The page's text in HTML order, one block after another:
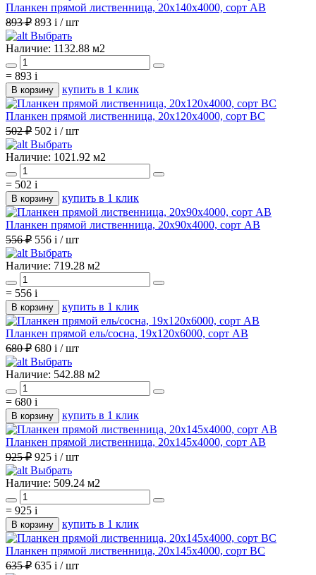
Планкен прямой лиственница, 20х140х4000, сорт АВ
893 ₽ 893 i / шт
Выбрать
Наличие: 1132.88 м2
= 893 i
В корзину купить в 1 клик
Планкен прямой лиственница, 20х120х4000, сорт ВС
502 ₽ 502 i / шт
Выбрать
Наличие: 1021.92 м2
= 502 i
В корзину купить в 1 клик
Планкен прямой лиственница, 20х90х4000, сорт АВ
556 ₽ 556 i / шт
Выбрать
Наличие: 719.28 м2
= 556 i
В корзину купить в 1 клик
Планкен прямой ель/сосна, 19х120х6000, сорт АВ
680 ₽ 680 i / шт
Выбрать
Наличие: 542.88 м2
= 680 i
В корзину купить в 1 клик
Планкен прямой лиственница, 20х145х4000, сорт АВ
925 ₽ 925 i / шт
Выбрать
Наличие: 509.24 м2
= 925 i
В корзину купить в 1 клик
Планкен прямой лиственница, 20х145х4000, сорт ВС
635 ₽ 635 i / шт